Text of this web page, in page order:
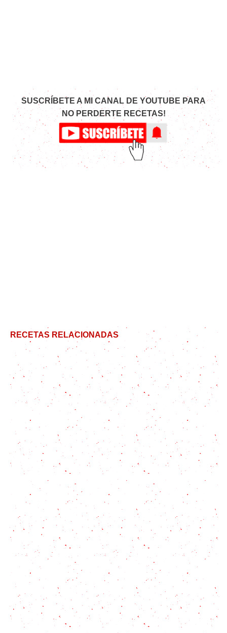
SUSCRÍBETE A MI CANAL DE YOUTUBE PARA
NO PERDERTE RECETAS!
RECETAS RELACIONADAS
Budín de coco y dulce de leche – Una combinación
creada por los dioses
Torta de banana invertida
Budín de chocolate con confites
Cómo decorar una torta en 5 minutos
Torta de chocolate MUY fácil (¡sorprendente!)
Torta marquise: tu nuevo postre favorito